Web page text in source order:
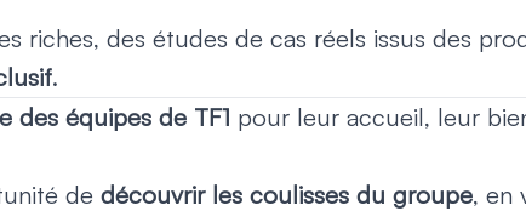
riches, des études de cas réels issus des
.
des équipes de TF1 pour leur accueil, leur
de découvrir les coulisses du groupe, en